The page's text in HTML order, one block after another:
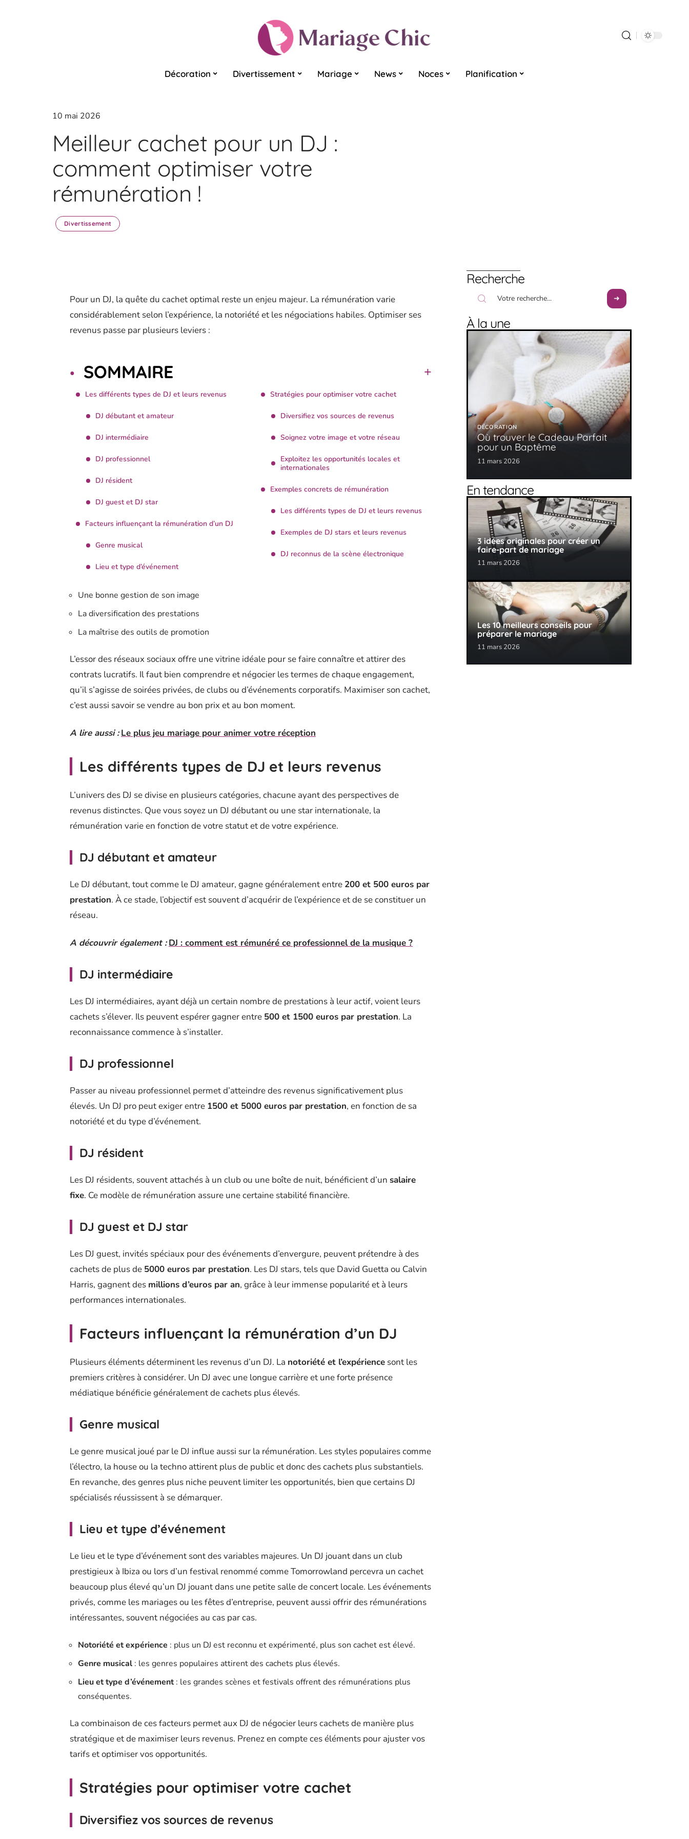
Décoration Divertissement Mariage News Noces Planification
10 mai 2026
Meilleur cachet pour un DJ :
comment optimiser votre
rémunération !
Divertissement
Pour un DJ, la quête du cachet optimal reste un enjeu majeur. La rémunération varie
considérablement selon l’expérience, la notoriété et les négociations habiles. Optimiser ses
revenus passe par plusieurs leviers :
SOMMAIRE
Les différents types de DJ et leurs revenus
DJ débutant et amateur
DJ intermédiaire
DJ professionnel
DJ résident
DJ guest et DJ star
Facteurs influençant la rémunération d’un DJ
Genre musical
Lieu et type d’événement
Stratégies pour optimiser votre cachet
Diversifiez vos sources de revenus
Soignez votre image et votre réseau
Exploitez les opportunités locales et
internationales
Exemples concrets de rémunération
Les différents types de DJ et leurs revenus
Exemples de DJ stars et leurs revenus
DJ reconnus de la scène électronique
Une bonne gestion de son image
La diversification des prestations
La maîtrise des outils de promotion
L’essor des réseaux sociaux offre une vitrine idéale pour se faire connaître et attirer des
contrats lucratifs. Il faut bien comprendre et négocier les termes de chaque engagement,
qu’il s’agisse de soirées privées, de clubs ou d’événements corporatifs. Maximiser son cachet,
c’est aussi savoir se vendre au bon prix et au bon moment.
A lire aussi : Le plus jeu mariage pour animer votre réception
Les différents types de DJ et leurs revenus
L’univers des DJ se divise en plusieurs catégories, chacune ayant des perspectives de
revenus distinctes. Que vous soyez un DJ débutant ou une star internationale, la
rémunération varie en fonction de votre statut et de votre expérience.
DJ débutant et amateur
Le DJ débutant, tout comme le DJ amateur, gagne généralement entre 200 et 500 euros par
prestation. À ce stade, l’objectif est souvent d’acquérir de l’expérience et de se constituer un
réseau.
A découvrir également : DJ : comment est rémunéré ce professionnel de la musique ?
DJ intermédiaire
Les DJ intermédiaires, ayant déjà un certain nombre de prestations à leur actif, voient leurs
cachets s’élever. Ils peuvent espérer gagner entre 500 et 1500 euros par prestation. La
reconnaissance commence à s’installer.
DJ professionnel
Passer au niveau professionnel permet d’atteindre des revenus significativement plus
élevés. Un DJ pro peut exiger entre 1500 et 5000 euros par prestation, en fonction de sa
notoriété et du type d’événement.
DJ résident
Les DJ résidents, souvent attachés à un club ou une boîte de nuit, bénéficient d’un salaire
fixe. Ce modèle de rémunération assure une certaine stabilité financière.
DJ guest et DJ star
Les DJ guest, invités spéciaux pour des événements d’envergure, peuvent prétendre à des
cachets de plus de 5000 euros par prestation. Les DJ stars, tels que David Guetta ou Calvin
Harris, gagnent des millions d’euros par an, grâce à leur immense popularité et à leurs
performances internationales.
Facteurs influençant la rémunération d’un DJ
Plusieurs éléments déterminent les revenus d’un DJ. La notoriété et l’expérience sont les
premiers critères à considérer. Un DJ avec une longue carrière et une forte présence
médiatique bénéficie généralement de cachets plus élevés.
Genre musical
Le genre musical joué par le DJ influe aussi sur la rémunération. Les styles populaires comme
l’électro, la house ou la techno attirent plus de public et donc des cachets plus substantiels.
En revanche, des genres plus niche peuvent limiter les opportunités, bien que certains DJ
spécialisés réussissent à se démarquer.
Lieu et type d’événement
Le lieu et le type d’événement sont des variables majeures. Un DJ jouant dans un club
prestigieux à Ibiza ou lors d’un festival renommé comme Tomorrowland percevra un cachet
beaucoup plus élevé qu’un DJ jouant dans une petite salle de concert locale. Les événements
privés, comme les mariages ou les fêtes d’entreprise, peuvent aussi offrir des rémunérations
intéressantes, souvent négociées au cas par cas.
Notoriété et expérience : plus un DJ est reconnu et expérimenté, plus son cachet est élevé.
Genre musical : les genres populaires attirent des cachets plus élevés.
Lieu et type d’événement: les grandes scènes et festivals offrent des rémunérations plus
conséquentes.
La combinaison de ces facteurs permet aux DJ de négocier leurs cachets de manière plus
stratégique et de maximiser leurs revenus. Prenez en compte ces éléments pour ajuster vos
tarifs et optimiser vos opportunités.
Stratégies pour optimiser votre cachet
Diversifiez vos sources de revenus
Recherche
À la une
DÉCORATION
Où trouver le Cadeau Parfait
pour un Baptême
11 mars 2026
En tendance
3 idées originales pour créer un
faire-part de mariage
11 mars 2026
Les 10 meilleurs conseils pour
préparer le mariage
11 mars 2026